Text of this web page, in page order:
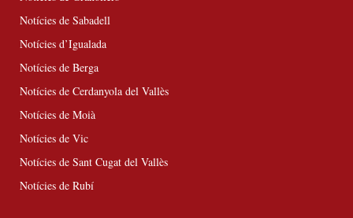
Notícies de Sabadell
Notícies d’Igualada
Notícies de Berga
Notícies de Cerdanyola del Vallès
Notícies de Moià
Notícies de Vic
Notícies de Sant Cugat del Vallès
Notícies de Rubí